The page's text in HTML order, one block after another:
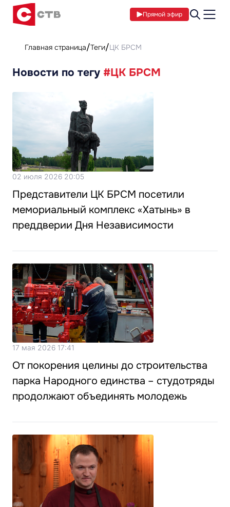
Прямой эфир
Главная страница Теги ЦК БРСМ
Новости по тегу #ЦК БРСМ
02 июля 2026 20:05
Представители ЦК БРСМ посетили
мемориальный комплекс «Хатынь» в
преддверии Дня Независимости
17 мая 2026 17:41
От покорения целины до строительства
парка Народного единства – студотряды
продолжают объединять молодежь